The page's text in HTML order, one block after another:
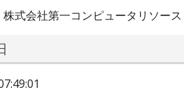
株式会社第一コンピュータリソース